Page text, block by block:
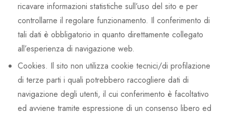
ricavare informazioni statistiche sull’uso del sito e per
controllarne il regolare funzionamento. Il conferimento di
tali dati è obbligatorio in quanto direttamente collegato
all’esperienza di navigazione web.
Cookies. Il sito non utilizza cookie tecnici/di profilazione
di terze parti i quali potrebbero raccogliere dati di
navigazione degli utenti, il cui conferimento è facoltativo
ed avviene tramite espressione di un consenso libero ed